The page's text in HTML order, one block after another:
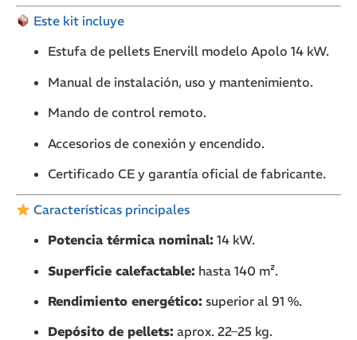
Este kit incluye
Estufa de pellets Enervill modelo Apolo 14 kW.
Manual de instalación, uso y mantenimiento.
Mando de control remoto.
Accesorios de conexión y encendido.
Certificado CE y garantía oficial de fabricante.
Características principales
Potencia térmica nominal: 14 kW.
Superficie calefactable: hasta 140 m².
Rendimiento energético: superior al 91 %.
Depósito de pellets: aprox. 22–25 kg.